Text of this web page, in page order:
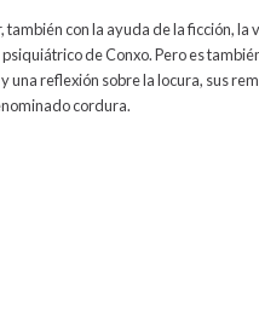
con la ayuda de la ficción, la
de Conxo. Pero es
una reflexión sobre la locura, sus
cordura.